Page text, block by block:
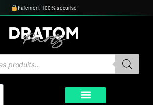
Paiement 100% sécurisé